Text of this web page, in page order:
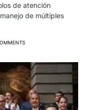
de atención
de múltiples